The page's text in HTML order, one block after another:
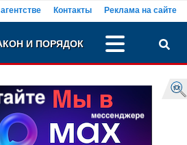
Контакты Реклама на сайте
И ПОРЯДОК